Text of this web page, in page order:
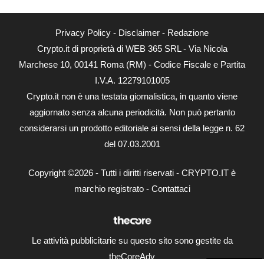
Privacy Policy - Disclaimer - Redazione
Crypto.it di proprietà di WEB 365 SRL - Via Nicola
Marchese 10, 00141 Roma (RM) - Codice Fiscale e Partita
I.V.A. 12279101005
Crypto.it non è una testata giornalistica, in quanto viene
aggiornato senza alcuna periodicità. Non può pertanto
considerarsi un prodotto editoriale ai sensi della legge n. 62
del 07.03.2001
Copyright ©2026 - Tutti i diritti riservati - CRYPTO.IT è
marchio registrato - Contattaci
Le attività pubblicitarie su questo sito sono gestite da
theCoreAdv